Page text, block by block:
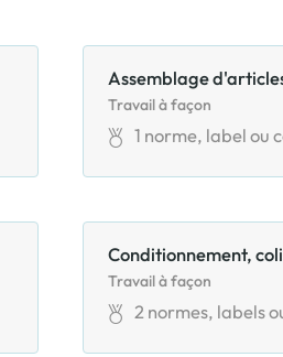
Assemblage
Travail à façon
1 norme, label ou
Conditionnement,
Travail à façon
2 normes, labels